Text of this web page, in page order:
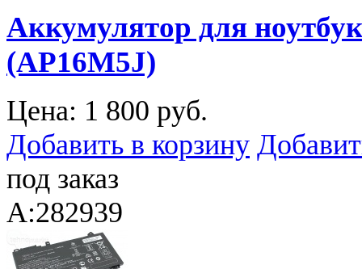
Аккумулятор для
(AP16M5J)
Цена: 1 800 руб.
Добавить в корзину
под заказ
A:282939